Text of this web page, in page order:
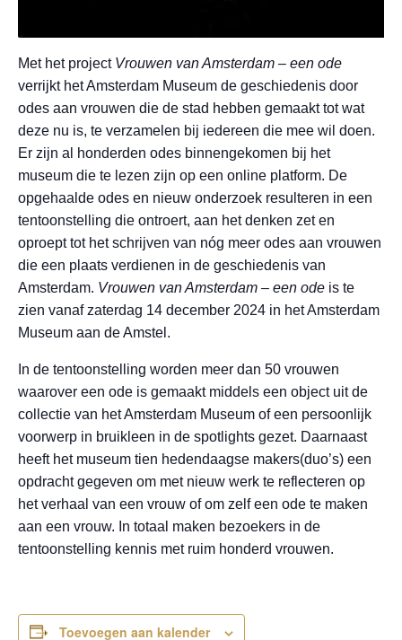
Met het project Vrouwen van Amsterdam – een ode
verrijkt het Amsterdam Museum de geschiedenis door
odes aan vrouwen die de stad hebben gemaakt tot wat
deze nu is, te verzamelen bij iedereen die mee wil doen.
Er zijn al honderden odes binnengekomen bij het
museum die te lezen zijn op een online platform. De
opgehaalde odes en nieuw onderzoek resulteren in een
tentoonstelling die ontroert, aan het denken zet en
oproept tot het schrijven van nóg meer odes aan vrouwen
die een plaats verdienen in de geschiedenis van
Amsterdam. Vrouwen van Amsterdam – een ode is te
zien vanaf zaterdag 14 december 2024 in het Amsterdam
Museum aan de Amstel.
In de tentoonstelling worden meer dan 50 vrouwen
waarover een ode is gemaakt middels een object uit de
collectie van het Amsterdam Museum of een persoonlijk
voorwerp in bruikleen in de spotlights gezet. Daarnaast
heeft het museum tien hedendaagse makers(duo’s) een
opdracht gegeven om met nieuw werk te reflecteren op
het verhaal van een vrouw of om zelf een ode te maken
aan een vrouw. In totaal maken bezoekers in de
tentoonstelling kennis met ruim honderd vrouwen.
Toevoegen aan kalender